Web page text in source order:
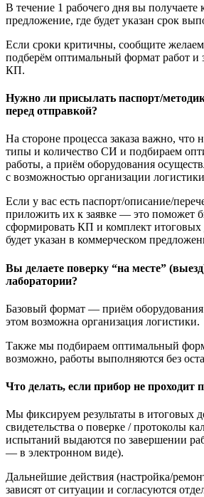
В течение 1 рабочего дня вы получаете
предложение, где будет указан срок
Если сроки критичны, сообщите
подберём оптимальный формат работ и
КП.
Нужно ли присылать паспорт/
перед отправкой?
На стороне процесса заказа важно, что
типы и количество СИ и подбираем
работы, а приём оборудования
с возможностью организации
Если у вас есть паспорт/описание/
приложить их к заявке — это поможет
сформировать КП и комплект итоговых
будет указан в коммерческом
Вы делаете поверку “на месте”
лаборатории?
Базовый формат — приём
этом возможна организация логистики.
Также мы подбираем оптимальный
возможно, работы выполняются без
Что делать, если прибор не проходит
Мы фиксируем результаты в итоговых
свидетельства о поверке / протоколы
испытаний выдаются по завершении
— в электронном виде).
Дальнейшие действия (настройка/
зависят от ситуации и согласуются